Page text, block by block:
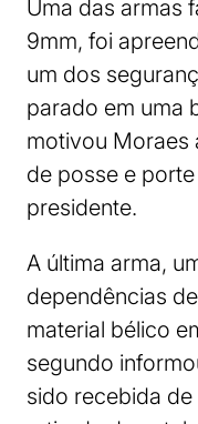
Uma das armas
9mm, foi
um dos
parado em uma
motivou Moraes
de posse e
presidente.
A última arma,
dependências
material bélico
segundo
sido recebida